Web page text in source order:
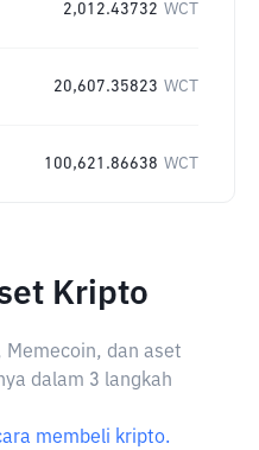
2,012.43732 WCT
20,607.35823 WCT
100,621.86638 WCT
Kripto
Memecoin, dan aset
dalam 3 langkah
membeli kripto.